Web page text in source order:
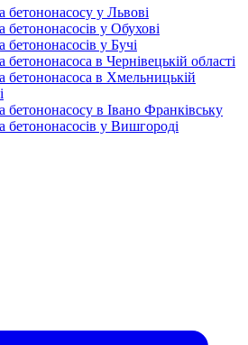
бетононасосу у Львові
бетононасосів у Обухові
бетононасосів у Бучі
бетононасоса в Чернівецькій області
бетононасоса в Хмельницькій
бетононасосу в Івано Франківську
бетононасосів у Вишгороді